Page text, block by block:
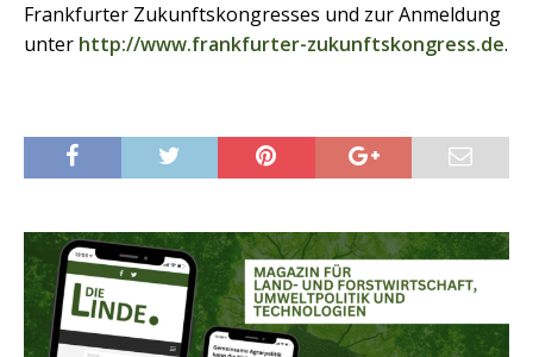
Frankfurter Zukunftskongresses und zur Anmeldung
unter http://www.frankfurter-zukunftskongress.de.